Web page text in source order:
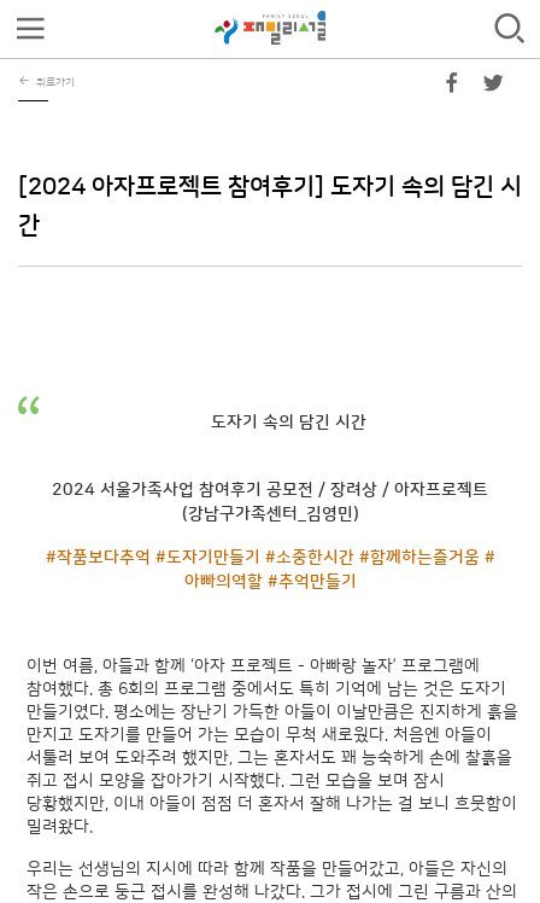
뒤로가기
[2024 아자프로젝트 참여후기] 도자기 속의 담긴 시
간
도자기 속의 담긴 시간
2024 서울가족사업 참여후기 공모전 / 장려상 / 아자프로젝트
(강남구가족센터_김영민)
#작품보다추억 #도자기만들기 #소중한시간 #함께하는즐거움 #
아빠의역할 #추억만들기
이번 여름, 아들과 함께 ‘아자 프로젝트 - 아빠랑 놀자’ 프로그램에
참여했다. 총 6회의 프로그램 중에서도 특히 기억에 남는 것은 도자기
만들기였다. 평소에는 장난기 가득한 아들이 이날만큼은 진지하게 흙을
만지고 도자기를 만들어 가는 모습이 무척 새로웠다. 처음엔 아들이
서툴러 보여 도와주려 했지만, 그는 혼자서도 꽤 능숙하게 손에 찰흙을
쥐고 접시 모양을 잡아가기 시작했다. 그런 모습을 보며 잠시
당황했지만, 이내 아들이 점점 더 혼자서 잘해 나가는 걸 보니 흐뭇함이
밀려왔다.
우리는 선생님의 지시에 따라 함께 작품을 만들어갔고, 아들은 자신의
작은 손으로 둥근 접시를 완성해 나갔다. 그가 접시에 그린 구름과 산의